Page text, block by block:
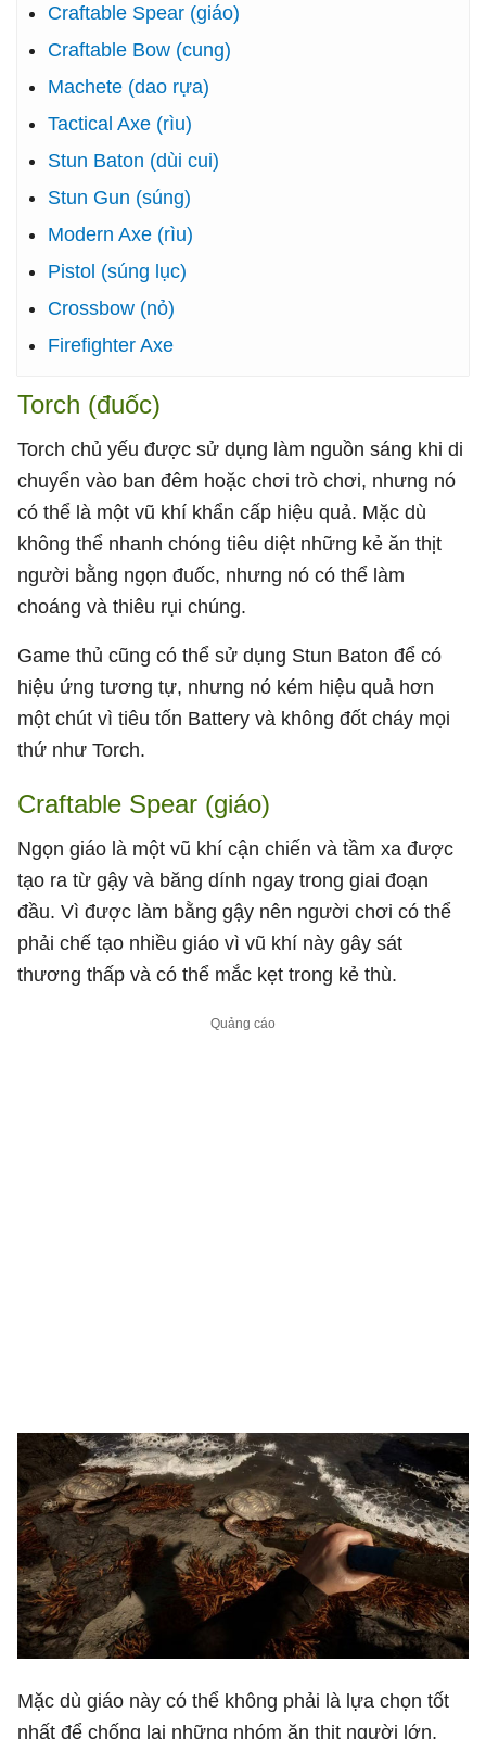
Craftable Spear (giáo)
Craftable Bow (cung)
Machete (dao rựa)
Tactical Axe (rìu)
Stun Baton (dùi cui)
Stun Gun (súng)
Modern Axe (rìu)
Pistol (súng lục)
Crossbow (nỏ)
Firefighter Axe
Torch (đuốc)
Torch chủ yếu được sử dụng làm nguồn sáng khi di
chuyển vào ban đêm hoặc chơi trò chơi, nhưng nó
có thể là một vũ khí khẩn cấp hiệu quả. Mặc dù
không thể nhanh chóng tiêu diệt những kẻ ăn thịt
người bằng ngọn đuốc, nhưng nó có thể làm
choáng và thiêu rụi chúng.
Game thủ cũng có thể sử dụng Stun Baton để có
hiệu ứng tương tự, nhưng nó kém hiệu quả hơn
một chút vì tiêu tốn Battery và không đốt cháy mọi
thứ như Torch.
Craftable Spear (giáo)
Ngọn giáo là một vũ khí cận chiến và tầm xa được
tạo ra từ gậy và băng dính ngay trong giai đoạn
đầu. Vì được làm bằng gậy nên người chơi có thể
phải chế tạo nhiều giáo vì vũ khí này gây sát
thương thấp và có thể mắc kẹt trong kẻ thù.
Mặc dù giáo này có thể không phải là lựa chọn tốt
nhất để chống lại những nhóm ăn thịt người lớn,